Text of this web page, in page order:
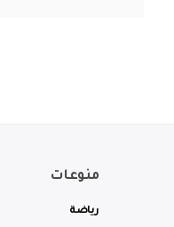
منوعات
رياضة